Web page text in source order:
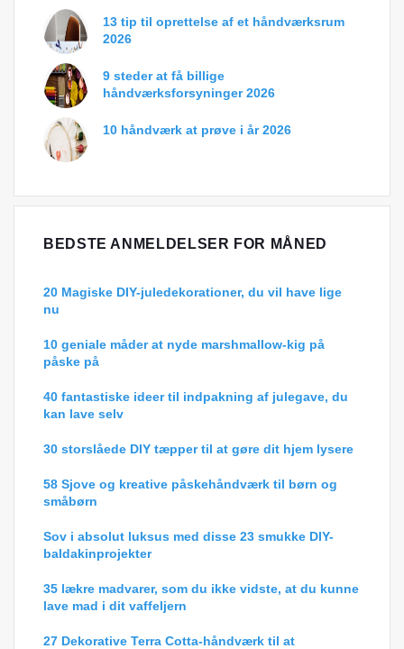
13 tip til oprettelse af et håndværksrum
2026
9 steder at få billige
håndværksforsyninger 2026
10 håndværk at prøve i år 2026
BEDSTE ANMELDELSER FOR MÅNED
20 Magiske DIY-juledekorationer, du vil have lige
nu
10 geniale måder at nyde marshmallow-kig på
påske på
40 fantastiske ideer til indpakning af julegave, du
kan lave selv
30 storslåede DIY tæpper til at gøre dit hjem lysere
58 Sjove og kreative påskehåndværk til børn og
småbørn
Sov i absolut luksus med disse 23 smukke DIY-
baldakinprojekter
35 lækre madvarer, som du ikke vidste, at du kunne
lave mad i dit vaffeljern
27 Dekorative Terra Cotta-håndværk til at